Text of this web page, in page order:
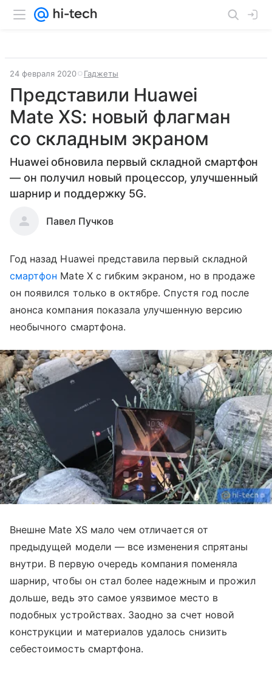
24 февраля 2020 Гаджеты
Представили Huawei
Mate XS: новый флагман
со складным экраном
Huawei обновила первый складной смартфон
— он получил новый процессор, улучшенный
шарнир и поддержку 5G.
Павел Пучков
Год назад Huawei представила первый складной
смартфон Mate X с гибким экраном, но в продаже
он появился только в октябре. Спустя год после
анонса компания показала улучшенную версию
необычного смартфона.
Внешне Mate XS мало чем отличается от
предыдущей модели — все изменения спрятаны
внутри. В первую очередь компания поменяла
шарнир, чтобы он стал более надежным и прожил
дольше, ведь это самое уязвимое место в
подобных устройствах. Заодно за счет новой
конструкции и материалов удалось снизить
себестоимость смартфона.